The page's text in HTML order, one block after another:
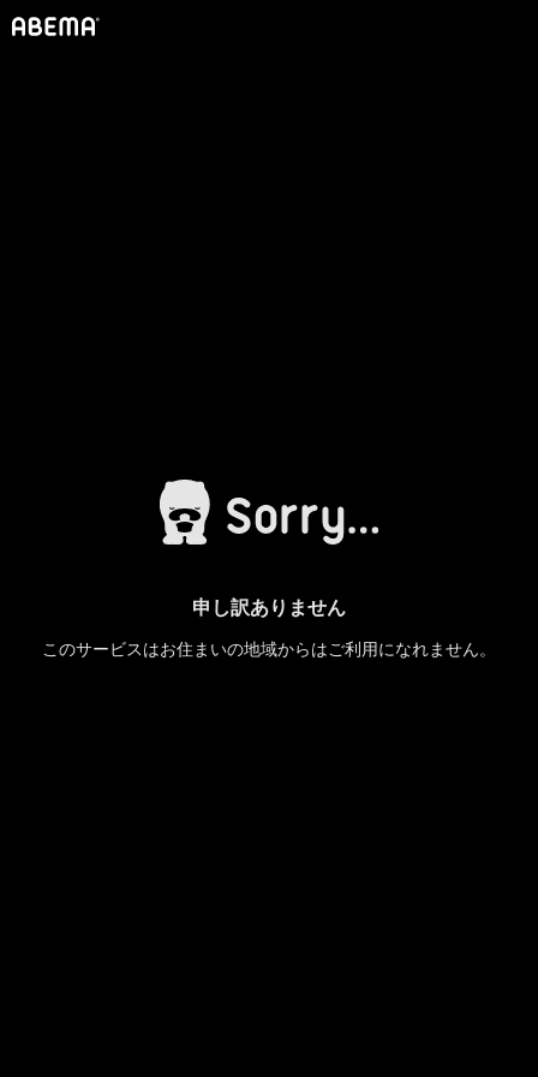
申し訳ありません
このサービスはお住まいの地域からはご利用になれません。